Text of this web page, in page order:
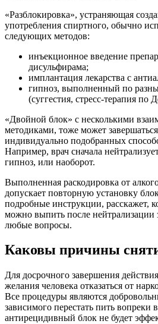
«Разблокировка», устраняющая
употребления спиртного, обычно
следующих методов:
инъекционное введение
дисульфирама;
имплантация лекарства с
гипноз, выполненный по
(суггестия, стресс-терапия по
«Двойной блок» с несколькими
методиками, тоже может
индивидуально подобранных
Например, врач сначала
гипноз, или наоборот.
Выполненная раскодировка от
допускает повторную установку
подробные инструкции, расскажет,
можно выпить после нейтрализации
любые вопросы.
Каковы причины
Для досрочного завершения
желания человека отказаться от
Все процедуры являются
зависимого перестать пить вопреки
антирецидивный блок не будет